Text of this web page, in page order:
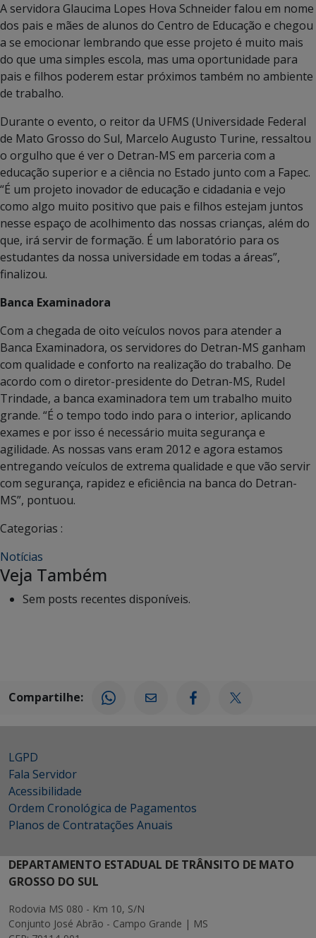
A servidora Glaucima Lopes Hova Schneider falou em nome
dos pais e mães de alunos do Centro de Educação e chegou
a se emocionar lembrando que esse projeto é muito mais
do que uma simples escola, mas uma oportunidade para
pais e filhos poderem estar próximos também no ambiente
de trabalho.
Durante o evento, o reitor da UFMS (Universidade Federal
de Mato Grosso do Sul, Marcelo Augusto Turine, ressaltou
o orgulho que é ver o Detran-MS em parceria com a
educação superior e a ciência no Estado junto com a Fapec.
“É um projeto inovador de educação e cidadania e vejo
como algo muito positivo que pais e filhos estejam juntos
nesse espaço de acolhimento das nossas crianças, além do
que, irá servir de formação. É um laboratório para os
estudantes da nossa universidade em todas a áreas”,
finalizou.
Banca Examinadora
Com a chegada de oito veículos novos para atender a
Banca Examinadora, os servidores do Detran-MS ganham
com qualidade e conforto na realização do trabalho. De
acordo com o diretor-presidente do Detran-MS, Rudel
Trindade, a banca examinadora tem um trabalho muito
grande. “É o tempo todo indo para o interior, aplicando
exames e por isso é necessário muita segurança e
agilidade. As nossas vans eram 2012 e agora estamos
entregando veículos de extrema qualidade e que vão servir
com segurança, rapidez e eficiência na banca do Detran-
MS”, pontuou.
Categorias :
Notícias
Veja Também
Sem posts recentes disponíveis.
Compartilhe:
LGPD
Fala Servidor
Acessibilidade
Ordem Cronológica de Pagamentos
Planos de Contratações Anuais
DEPARTAMENTO ESTADUAL DE TRÂNSITO DE MATO
GROSSO DO SUL
Rodovia MS 080 - Km 10, S/N
Conjunto José Abrão - Campo Grande | MS